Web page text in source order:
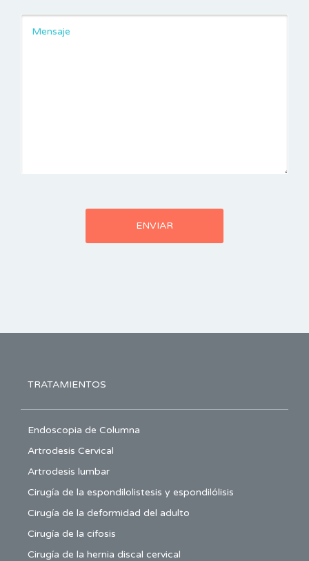
TRATAMIENTOS
Endoscopia de Columna
Artrodesis Cervical
Artrodesis lumbar
Cirugía de la espondilolistesis y espondilólisis
Cirugía de la deformidad del adulto
Cirugía de la cifosis
Cirugía de la hernia discal cervical